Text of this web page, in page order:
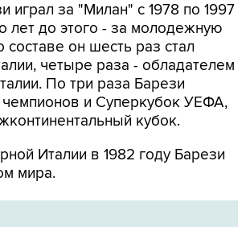
играл за "Милан" с 1978 по 1997
лет до этого - за молодежную
составе он шесть раз стал
четыре раза - обладателем
По три раза Барези
и Суперкубок УЕФА,
кубок.
Италии в 1982 году Барези
мира.